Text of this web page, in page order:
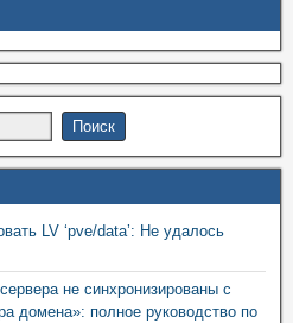
LV ‘pve/data’: Не удалось
не синхронизированы с
домена»: полное руководство по